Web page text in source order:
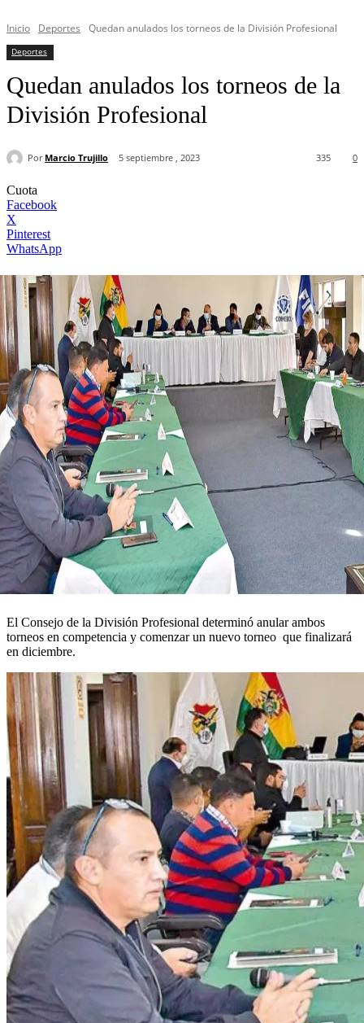
Inicio Deportes Quedan anulados los torneos de la División Profesional
Deportes
Quedan anulados los torneos de la
División Profesional
Por Marcio Trujillo 5 septiembre , 2023 0
335
Cuota
Facebook
X
Pinterest
WhatsApp
El Consejo de la División Profesional determinó anular ambos
torneos en competencia y comenzar un nuevo torneo que finalizará
en diciembre.